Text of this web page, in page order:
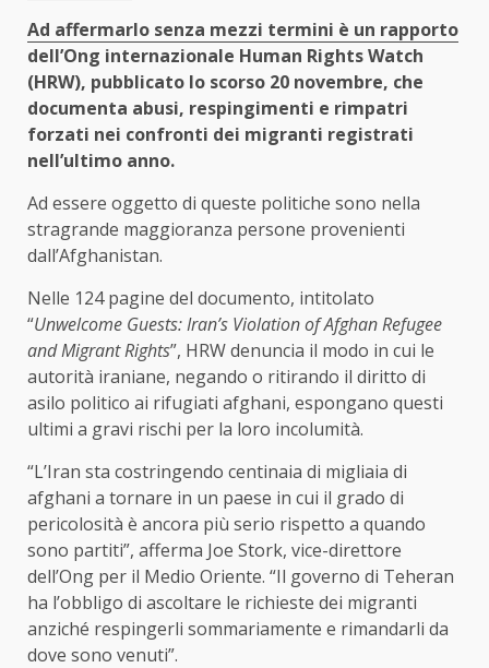
Ad affermarlo senza mezzi termini è un rapporto
dell’Ong internazionale Human Rights Watch
(HRW), pubblicato lo scorso 20 novembre, che
documenta abusi, respingimenti e rimpatri
forzati nei confronti dei migranti registrati
nell’ultimo anno.
Ad essere oggetto di queste politiche sono nella
stragrande maggioranza persone provenienti
dall’Afghanistan.
Nelle 124 pagine del documento, intitolato
“Unwelcome Guests: Iran’s Violation of Afghan Refugee
and Migrant Rights”, HRW denuncia il modo in cui le
autorità iraniane, negando o ritirando il diritto di
asilo politico ai rifugiati afghani, espongano questi
ultimi a gravi rischi per la loro incolumità.
“L’Iran sta costringendo centinaia di migliaia di
afghani a tornare in un paese in cui il grado di
pericolosità è ancora più serio rispetto a quando
sono partiti”, afferma Joe Stork, vice-direttore
dell’Ong per il Medio Oriente. “Il governo di Teheran
ha l’obbligo di ascoltare le richieste dei migranti
anziché respingerli sommariamente e rimandarli da
dove sono venuti”.